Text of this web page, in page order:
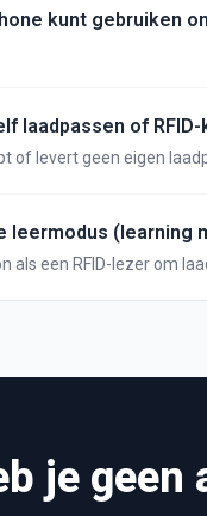
kunt gebruiken
laadpassen of RFID-
of levert geen eigen
leermodus (learning
je geen